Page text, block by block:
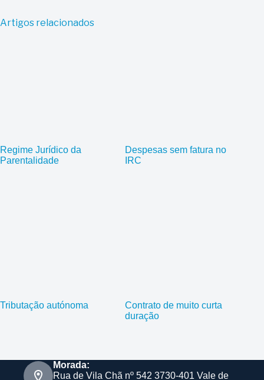
Artigos relacionados
Regime Jurídico da
Parentalidade
Despesas sem fatura no
IRC
Tributação autónoma
Contrato de muito curta
duração
Morada:
Rua de Vila Chã nº 542 3730-401 Vale de